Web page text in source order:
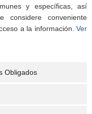
y específicas, así
considere conveniente
a la información. Ver
Obligados